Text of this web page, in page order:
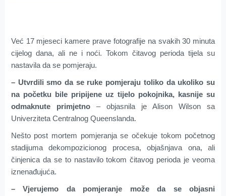
Već 17 mjeseci kamere prave fotografije na svakih 30 minuta
cijelog dana, ali ne i noći. Tokom čitavog perioda tijela su
nastavila da se pomjeraju.
– Utvrdili smo da se ruke pomjeraju toliko da ukoliko su
na početku bile pripijene uz tijelo pokojnika, kasnije su
odmaknute primjetno– objasnila je Alison Wilson sa
Univerziteta Centralnog Queenslanda.
Nešto post mortem pomjeranja se očekuje tokom početnog
stadijuma dekompozicionog procesa, objašnjava ona, ali
činjenica da se to nastavilo tokom čitavog perioda je veoma
iznenađujuća.
– Vjerujemo da pomjeranje može da se objasni